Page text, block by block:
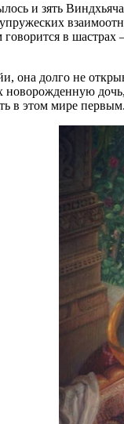
и зять
в
она долго не
в этом мире первым.